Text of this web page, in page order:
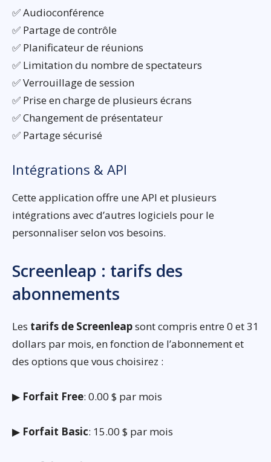
✅ Audioconférence
✅ Partage de contrôle
✅ Planificateur de réunions
✅ Limitation du nombre de spectateurs
✅ Verrouillage de session
✅ Prise en charge de plusieurs écrans
✅ Changement de présentateur
✅ Partage sécurisé
Intégrations & API
Cette application offre une API et plusieurs
intégrations avec d’autres logiciels pour le
personnaliser selon vos besoins.
Screenleap : tarifs des
abonnements
Les tarifs de Screenleapsont compris entre 0 et 31
dollars par mois, en fonction de l’abonnement et
des options que vous choisirez :
▶ Forfait Free: 0.00 $ par mois
▶ Forfait Basic: 15.00 $ par mois